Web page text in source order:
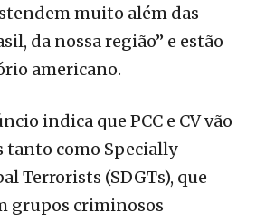
muito além das
da nossa região” e estão
americano.
indica que PCC e CV vão
tanto como Specially
Terrorists (SDGTs), que
grupos criminosos